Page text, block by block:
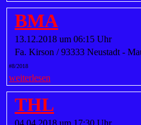
BMA
13.12.2018 um 06:15 Uhr
Fa. Kirson / 93333 Neustadt -
#8/2018
weiterlesen
THL